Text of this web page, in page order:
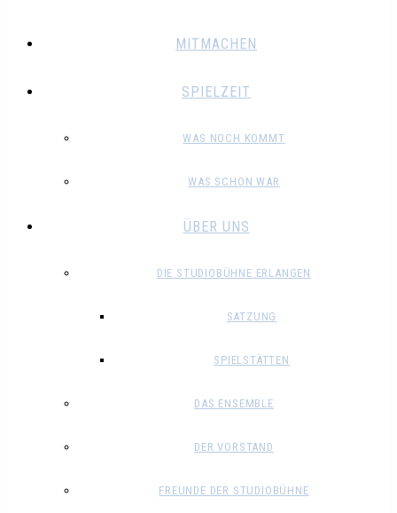
MITMACHEN
SPIELZEIT
WAS NOCH KOMMT
WAS SCHON WAR
ÜBER UNS
DIE STUDIOBÜHNE ERLANGEN
SATZUNG
SPIELSTÄTTEN
DAS ENSEMBLE
DER VORSTAND
FREUNDE DER STUDIOBÜHNE